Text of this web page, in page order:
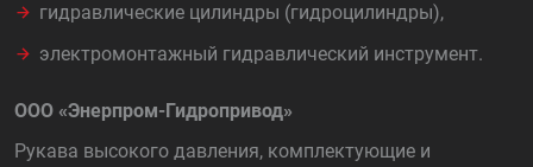
гидравлические цилиндры (гидроцилиндры),
электромонтажный гидравлический инструмент.
ООО «Энерпром-Гидропривод»
Рукава высокого давления, комплектующие и